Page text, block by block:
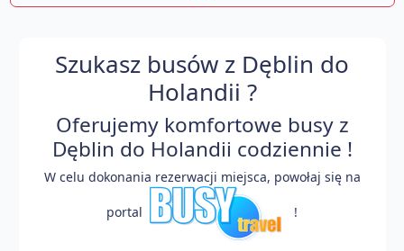
Szukasz busów z Dęblin do
Holandii ?
Oferujemy komfortowe busy z
Dęblin do Holandii codziennie !
W celu dokonania rezerwacji miejsca, powołaj się na
portal !